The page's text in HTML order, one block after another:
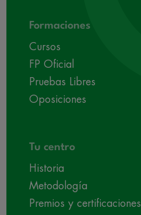
Formaciones
Cursos
FP Oficial
Pruebas Libres
Oposiciones
Tu centro
Historia
Metodología
Premios y certificaciones